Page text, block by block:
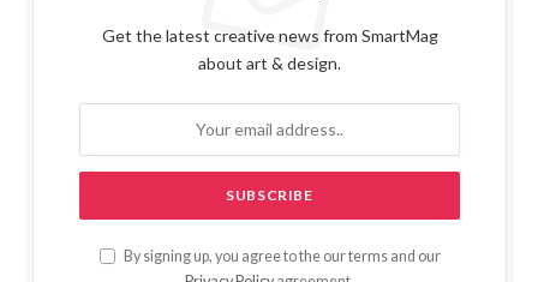
Get the latest creative news from SmartMag
about art & design.
By signing up, you agree to the our terms and our